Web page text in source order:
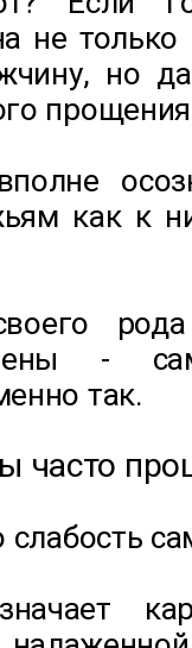
не
но
как к
рода
-
так.
часто
слабость